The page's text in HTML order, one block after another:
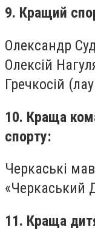
9. Кращий
Олександр
Олексій
Гречкосій
10. Краща
спорту:
Черкаські
«Черкаський
11. Краща